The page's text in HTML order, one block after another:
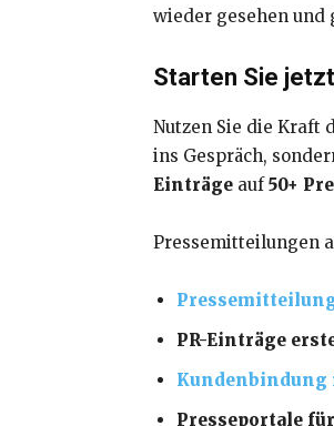
wieder gesehen und
Starten Sie
Nutzen Sie die Kraft
ins Gespräch,
Einträge auf50+
Pressemitteilungen
PR-Einträge
Kundenbindung
Presseportale